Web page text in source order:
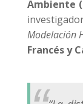
Ambiente
Modelación
Francés y